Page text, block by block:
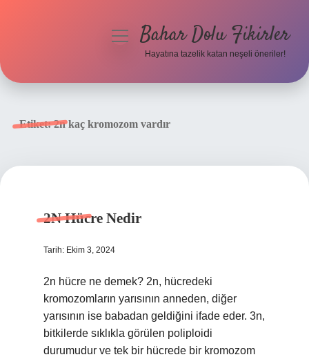
menüyüBahar Dolu Fikirler
Hayatına tazelik katan neşeli öneriler!
Etiket:2n kaç kromozom vardır
2N Hücre Nedir
Tarih: Ekim 3, 2024
2n hücre ne demek? 2n, hücredeki
kromozomların yarısının anneden, diğer
yarısının ise babadan geldiğini ifade eder. 3n,
bitkilerde sıklıkla görülen poliploidi
durumudur ve tek bir hücrede bir kromozom